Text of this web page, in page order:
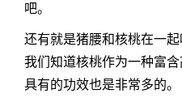
吧。
还有就是猪腰和核桃在一起
我们知道核桃作为一种富
具有的功效也是非常多的。